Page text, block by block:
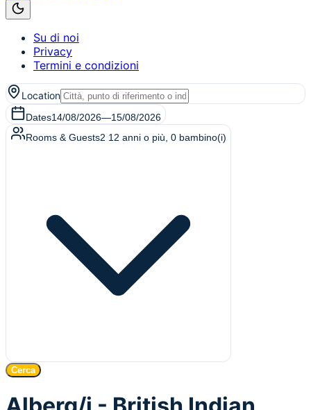
Su di noi
Privacy
Termini e condizioni
Location
Dates14/08/2026—15/08/2026
Rooms & Guests2 12 anni o più 0 bambino(i)
Cerca